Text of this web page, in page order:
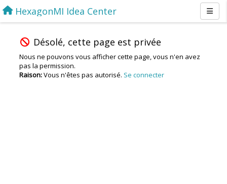
HexagonMI Idea Center
Désolé, cette page est privée
Nous ne pouvons vous afficher cette page, vous n'en avez
pas la permission.
Raison:Vous n'êtes pas autorisé. Se connecter